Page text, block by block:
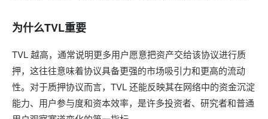
为什么TVL重要
TVL 越高，通常说明更多用户愿意把资产交给该协议进行质
押，这往往意味着协议具备更强的市场吸引力和更高的流动
性。对于质押协议而言，TVL 还能反映其在网络中的资金沉淀
能力、用户参与度和资本效率，是许多投资者、研究者和普通